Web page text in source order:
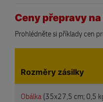
Ceny přepravy
Prohlédněte si příklady cen
Rozměry zásilky
Obálka (35x27,5 cm; 0,5